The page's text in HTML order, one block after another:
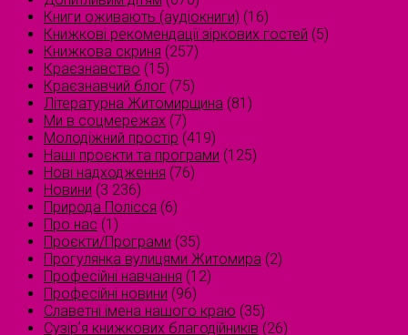
Книги оживають (аудіокниги) (16)
Книжкові рекомендації зіркових гостей (5)
Книжкова скриня (257)
Краєзнавство (15)
Краєзнавчий блог (75)
Літературна Житомирщина (81)
Ми в соцмережах (7)
Молодіжний простір (419)
Наші проєкти та програми (125)
Нові надходження (76)
Новини (3 236)
Природа Полісся (6)
Про нас (1)
Проєкти/Програми (35)
Прогулянка вулицями Житомира (2)
Професійні навчання (12)
Професійні новини (96)
Славетні імена нашого краю (35)
Сузірʼя книжкових благодійників (26)